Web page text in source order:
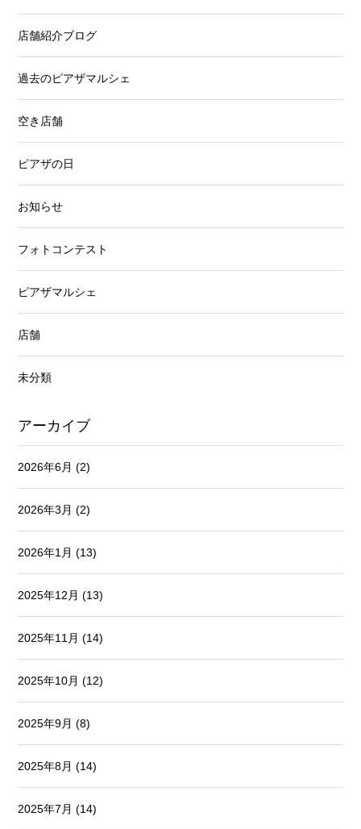
店舗紹介ブログ
過去のピアザマルシェ
空き店舗
ピアザの日
お知らせ
フォトコンテスト
ピアザマルシェ
店舗
未分類
アーカイブ
2026年6月(2)
2026年3月(2)
2026年1月(13)
2025年12月(13)
2025年11月(14)
2025年10月(12)
2025年9月(8)
2025年8月(14)
2025年7月(14)